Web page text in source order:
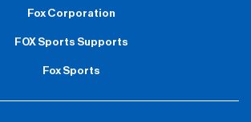
Fox Corporation
FOX Sports Supports
Fox Sports